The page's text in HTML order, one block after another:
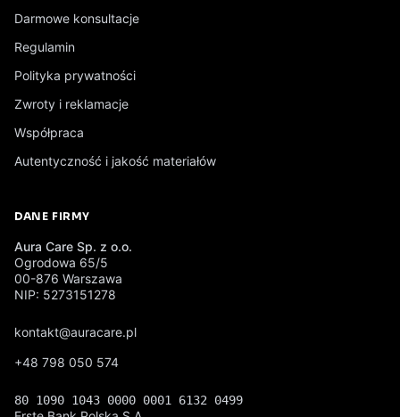
Darmowe konsultacje
Regulamin
Polityka prywatności
Zwroty i reklamacje
Współpraca
Autentyczność i jakość materiałów
DANE FIRMY
Aura Care Sp. z o.o.
Ogrodowa 65/5
00-876 Warszawa
NIP: 5273151278
kontakt@auracare.pl
+48 798 050 574
80 1090 1043 0000 0001 6132 0499